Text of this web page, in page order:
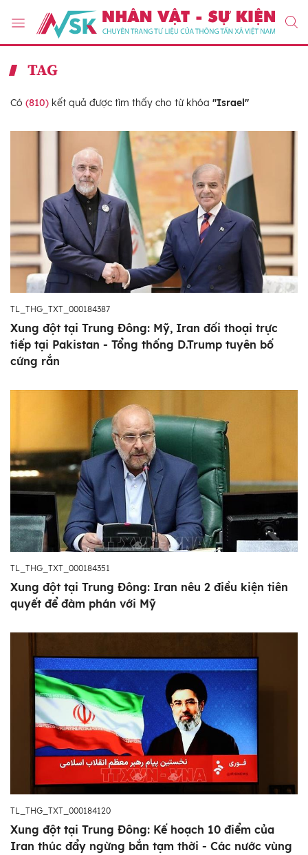
TAG
Có (810) kết quả được tìm thấy cho từ khóa "Israel"
TL_THG_TXT_000184387
Xung đột tại Trung Đông: Mỹ, Iran đối thoại trực
tiếp tại Pakistan - Tổng thống D.Trump tuyên bố
cứng rắn
TL_THG_TXT_000184351
Xung đột tại Trung Đông: Iran nêu 2 điều kiện tiên
quyết để đàm phán với Mỹ
TL_THG_TXT_000184120
Xung đột tại Trung Đông: Kế hoạch 10 điểm của
Iran thúc đẩy ngừng bắn tạm thời - Các nước vùng